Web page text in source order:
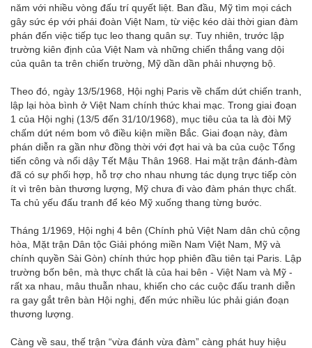
năm với nhiều vòng đấu trí quyết liệt. Ban đầu, Mỹ tìm mọi cách
gây sức ép với phái đoàn Việt Nam, từ việc kéo dài thời gian đàm
phán đến việc tiếp tục leo thang quân sự. Tuy nhiên, trước lập
trường kiên định của Việt Nam và những chiến thắng vang dội
của quân ta trên chiến trường, Mỹ dần dần phải nhượng bộ.
Theo đó, ngày 13/5/1968, Hội nghị Paris về chấm dứt chiến tranh,
lập lại hòa bình ở Việt Nam chính thức khai mạc. Trong giai đoạn
1 của Hội nghị (13/5 đến 31/10/1968), mục tiêu của ta là đòi Mỹ
chấm dứt ném bom vô điều kiện miền Bắc. Giai đoạn này, đàm
phán diễn ra gần như đồng thời với đợt hai và ba của cuộc Tổng
tiến công và nổi dậy Tết Mậu Thân 1968. Hai mặt trận đánh-đàm
đã có sự phối hợp, hỗ trợ cho nhau nhưng tác dụng trực tiếp còn
ít vì trên bàn thương lượng, Mỹ chưa đi vào đàm phán thực chất.
Ta chủ yếu đấu tranh để kéo Mỹ xuống thang từng bước.
Tháng 1/1969, Hội nghị 4 bên (Chính phủ Việt Nam dân chủ cộng
hòa, Mặt trận Dân tộc Giải phóng miền Nam Việt Nam, Mỹ và
chính quyền Sài Gòn) chính thức họp phiên đầu tiên tại Paris. Lập
trường bốn bên, mà thực chất là của hai bên - Việt Nam và Mỹ -
rất xa nhau, mâu thuẫn nhau, khiến cho các cuộc đấu tranh diễn
ra gay gắt trên bàn Hội nghị, đến mức nhiều lúc phải gián đoạn
thương lượng.
Càng về sau, thế trận “vừa đánh vừa đàm” càng phát huy hiệu